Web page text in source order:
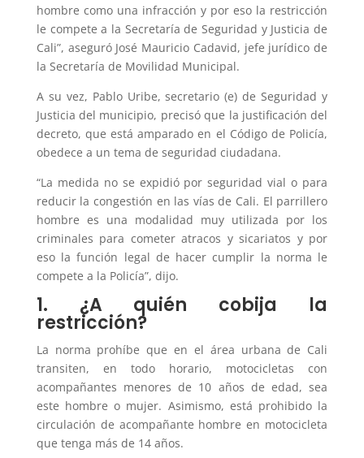
hombre como una infracción y por eso la restricción
le compete a la Secretaría de Seguridad y Justicia de
Cali”, aseguró José Mauricio Cadavid, jefe jurídico de
la Secretaría de Movilidad Municipal.
A su vez, Pablo Uribe, secretario (e) de Seguridad y
Justicia del municipio, precisó que la justificación del
decreto, que está amparado en el Código de Policía,
obedece a un tema de seguridad ciudadana.
“La medida no se expidió por seguridad vial o para
reducir la congestión en las vías de Cali. El parrillero
hombre es una modalidad muy utilizada por los
criminales para cometer atracos y sicariatos y por
eso la función legal de hacer cumplir la norma le
compete a la Policía”, dijo.
1. ¿A quién cobija la
restricción?
La norma prohíbe que en el área urbana de Cali
transiten, en todo horario, motocicletas con
acompañantes menores de 10 años de edad, sea
este hombre o mujer. Asimismo, está prohibido la
circulación de acompañante hombre en motocicleta
que tenga más de 14 años.